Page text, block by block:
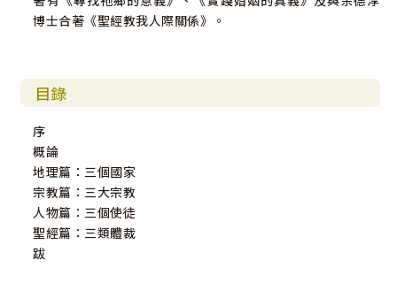
博士合著《聖經教我人際關係》。
目錄
序
概論
地理篇：三個國家
宗教篇：三大宗教
人物篇：三個使徒
聖經篇：三類體裁
跋